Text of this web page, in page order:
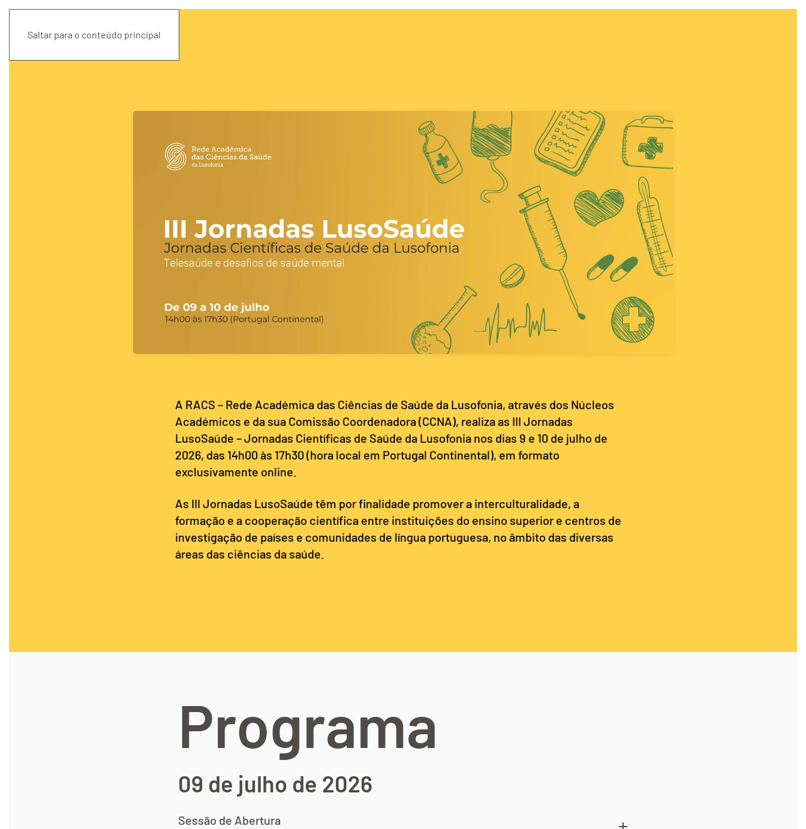
Saltar para o conteúdo principal
A RACS – Rede Académica das Ciências de Saúde da Lusofonia, através dos Núcleos
Académicos e da sua Comissão Coordenadora (CCNA), realiza as III Jornadas
LusoSaúde – Jornadas Científicas de Saúde da Lusofonia nos dias 9 e 10 de julho de
2026, das 14h00 às 17h30 (hora local em Portugal Continental), em formato
exclusivamente online.
As III Jornadas LusoSaúde têm por finalidade promover a interculturalidade, a
formação e a cooperação científica entre instituições do ensino superior e centros de
investigação de países e comunidades de língua portuguesa, no âmbito das diversas
áreas das ciências da saúde.
Programa
09 de julho de 2026
Sessão de Abertura